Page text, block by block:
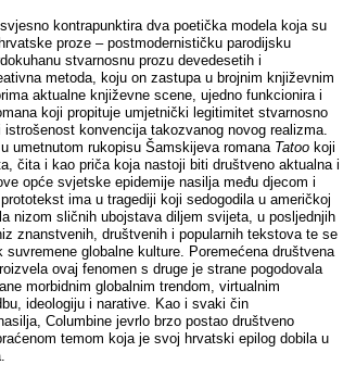
kontrapunktira dva poetička modela koja su
proze – postmodernističku parodijsku
stvarnosnu prozu devedesetih i
metoda, koju on zastupa u brojnim književnim
aktualne književne scene, ujedno funkcionira i
koji propituje umjetnički legitimitet stvarnosno
konvencija takozvanog novog realizma.
umetnutom rukopisu Šamskijeva romana Tatoo koji
čita i kao priča koja nastoji biti društveno aktualna i
opće svjetske epidemije nasilja među djecom i
ima u tragediji koji sedogodila u američkoj
nizom sličnih ubojstava diljem svijeta, u posljednjih
znanstvenih, društvenih i popularnih tekstova te se
globalne kulture. Poremećena društvena
ovaj fenomen s druge je strane pogodovala
morbidnim globalnim trendom, virtualnim
ideologiju i narative. Kao i svaki čin
Columbine jevrlo brzo postao društveno
temom koja je svoj hrvatski epilog dobila u